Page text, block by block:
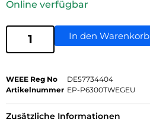
Online verfügbar
In den Warenkorb
WEEE Reg No
DE57734404
Artikelnummer EP-P6300TWEGEU
Zusätzliche Informationen